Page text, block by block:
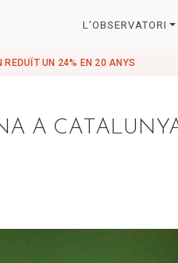
L'OBSERVATORI
REDUÏT UN 24% EN 20 ANYS
A